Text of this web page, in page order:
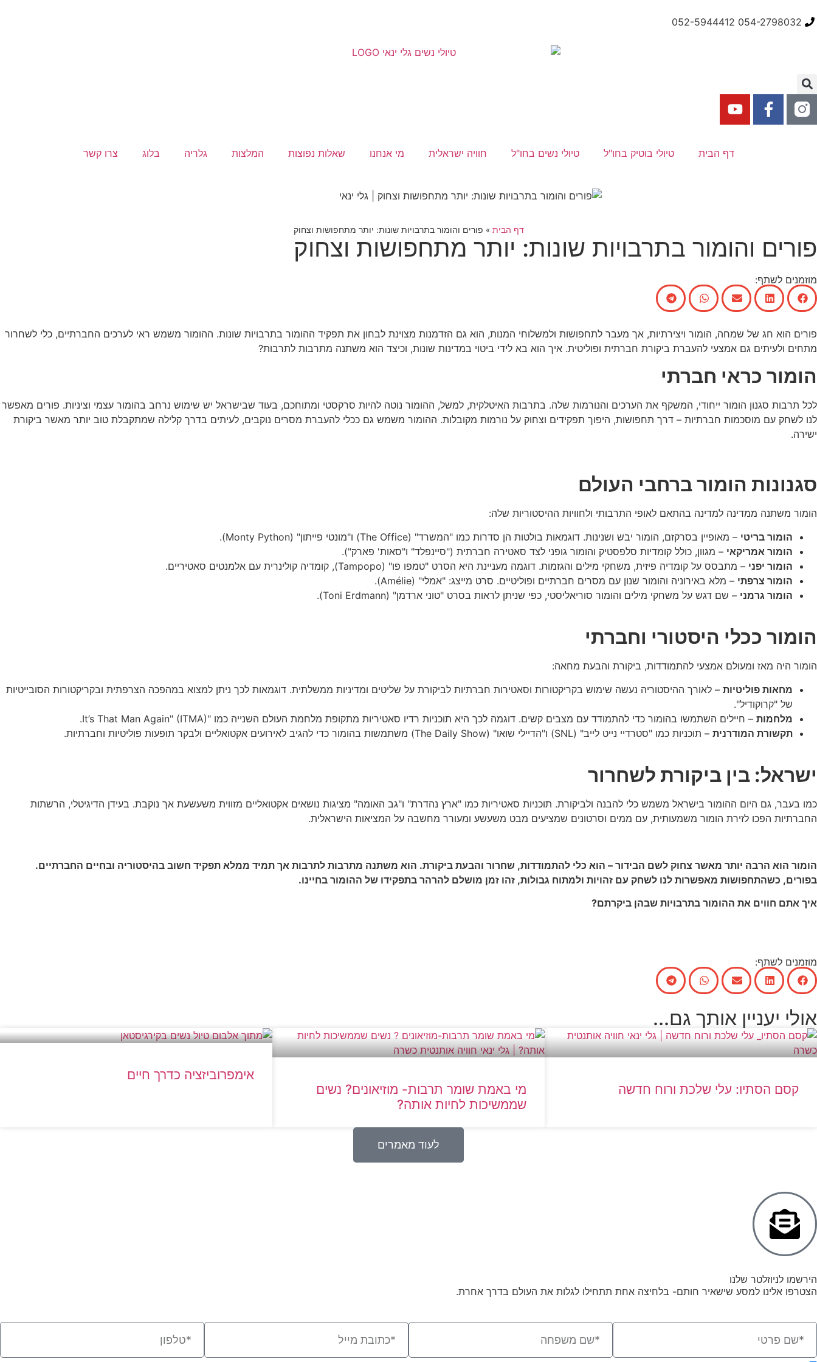
054-2798032 052-5944412
דף הבית טיולי בוטיק בחו"ל טיולי נשים בחו"ל חוויה ישראלית מי אנחנו שאלות נפוצות המלצות גלריה בלוג צרו קשר
דף הבית » פורים והומור בתרבויות שונות: יותר מתחפושות וצחוק
פורים והומור בתרבויות שונות: יותר מתחפושות וצחוק
מוזמנים לשתף:
פורים הוא חג של שמחה, הומור ויצירתיות, אך מעבר לתחפושות ולמשלוחי המנות, הוא גם הזדמנות מצוינת לבחון את תפקיד ההומור בתרבויות שונות. ההומור משמש ראי לערכים החברתיים, כלי לשחרור
מתחים ולעיתים גם אמצעי להעברת ביקורת חברתית ופוליטית. איך הוא בא לידי ביטוי במדינות שונות, וכיצד הוא משתנה מתרבות לתרבות?
הומור כראי חברתי
לכל תרבות סגנון הומור ייחודי, המשקף את הערכים והנורמות שלה. בתרבות האיטלקית, למשל, ההומור נוטה להיות סרקסטי ומתוחכם, בעוד שבישראל יש שימוש נרחב בהומור עצמי וציניות. פורים מאפשר
לנו לשחק עם מוסכמות חברתיות – דרך תחפושות, היפוך תפקידים וצחוק על נורמות מקובלות. ההומור משמש גם ככלי להעברת מסרים נוקבים, לעיתים בדרך קלילה שמתקבלת טוב יותר מאשר ביקורת
ישירה.
סגנונות הומור ברחבי העולם
הומור משתנה ממדינה למדינה בהתאם לאופי התרבותי ולחוויות ההיסטוריות שלה:
הומור בריטי – מאופיין בסרקזם, הומור יבש ושנינות. דוגמאות בולטות הן סדרות כמו "המשרד" (The Office) ו"מונטי פייתון" (Monty Python).
הומור אמריקאי – מגוון, כולל קומדיות סלפסטיק והומור גופני לצד סאטירה חברתית ("סיינפלד" ו"סאות' פארק").
הומור יפני – מתבסס על קומדיה פיזית, משחקי מילים והגזמות. דוגמה מעניינת היא הסרט "טמפו פו" (Tampopo), קומדיה קולינרית עם אלמנטים סאטיריים.
הומור צרפתי – מלא באירוניה והומור שנון עם מסרים חברתיים ופוליטיים. סרט מייצג: "אמלי" (Amélie).
הומור גרמני – שם דגש על משחקי מילים והומור סוריאליסטי, כפי שניתן לראות בסרט "טוני ארדמן" (Toni Erdmann).
הומור ככלי היסטורי וחברתי
הומור היה מאז ומעולם אמצעי להתמודדות, ביקורת והבעת מחאה:
מחאות פוליטיות – לאורך ההיסטוריה נעשה שימוש בקריקטורות וסאטירות חברתיות לביקורת על שליטים ומדיניות ממשלתית. דוגמאות לכך ניתן למצוא במהפכה הצרפתית ובקריקטורות הסובייטיות
של "קרוקודיל".
מלחמות – חיילים השתמשו בהומור כדי להתמודד עם מצבים קשים. דוגמה לכך היא תוכניות רדיו סאטיריות מתקופת מלחמת העולם השנייה כמו "It’s That Man Again" (ITMA).
תקשורת המודרנית – תוכניות כמו "סטרדיי נייט לייב" (SNL) ו"הדיילי שואו" (The Daily Show) משתמשות בהומור כדי להגיב לאירועים אקטואליים ולבקר תופעות פוליטיות וחברתיות.
ישראל: בין ביקורת לשחרור
כמו בעבר, גם היום ההומור בישראל משמש כלי להבנה ולביקורת. תוכניות סאטיריות כמו "ארץ נהדרת" ו"גב האומה" מציגות נושאים אקטואליים מזווית משעשעת אך נוקבת. בעידן הדיגיטלי, הרשתות
החברתיות הפכו לזירת הומור משמעותית, עם ממים וסרטונים שמציעים מבט משעשע ומעורר מחשבה על המציאות הישראלית.
הומור הוא הרבה יותר מאשר צחוק לשם הבידור – הוא כלי להתמודדות, שחרור והבעת ביקורת. הוא משתנה מתרבות לתרבות אך תמיד ממלא תפקיד חשוב בהיסטוריה ובחיים החברתיים.
בפורים, כשהתחפושות מאפשרות לנו לשחק עם זהויות ולמתוח גבולות, זהו זמן מושלם להרהר בתפקידו של ההומור בחיינו.
איך אתם חווים את ההומור בתרבויות שבהן ביקרתם?
מוזמנים לשתף:
אולי יעניין אותך גם...
קסם הסתיו: עלי שלכת ורוח חדשה
מי באמת שומר תרבות- מוזיאונים? נשים
שממשיכות לחיות אותה?
אימפרוביזציה כדרך חיים
לעוד מאמרים
הירשמו לניוזלטר שלנו
הצטרפו אלינו למסע שישאיר חותם- בלחיצה אחת תתחילו לגלות את העולם בדרך אחרת.